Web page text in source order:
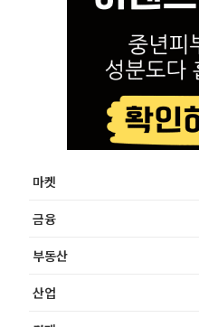
마켓
금융
부동산
산업